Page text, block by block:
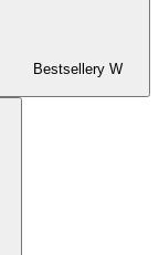
Bestsellery W